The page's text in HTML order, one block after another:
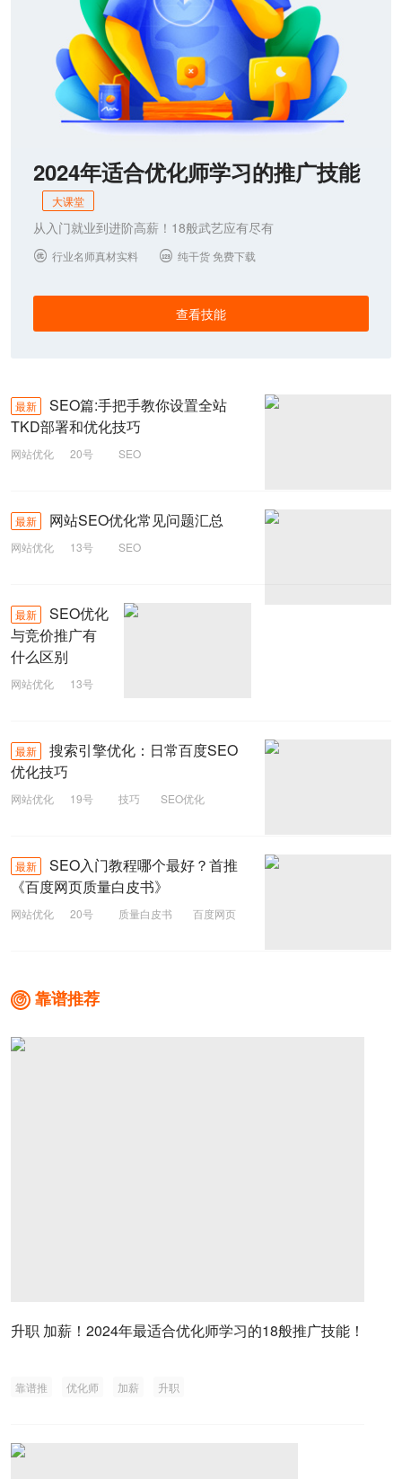
2024年适合优化师学习的推广技能
大课堂
从入门就业到进阶高薪！18般武艺应有尽有
 行业名师真材实料  纯干货 免费下载
查看技能
最新
SEO篇:手把手教你设置全站
TKD部署和优化技巧
网站优化 20号 SEO
最新 网站SEO优化常见问题汇总
网站优化 13号 SEO
最新
SEO优化
与竞价推广有
什么区别
网站优化
13号
最新
搜索引擎优化：日常百度SEO
优化技巧
网站优化 19号 技巧
SEO优化
最新
SEO入门教程哪个最好？首推
《百度网页质量白皮书》
网站优化 20号 质量白皮书
百度网页
 靠谱推荐
升职 加薪！2024年最适合优化师学习的18般推广技能！
靠谱推 优化师 加薪 升职